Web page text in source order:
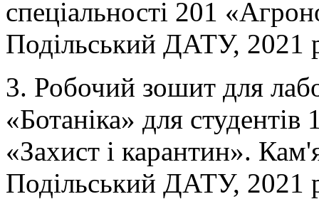
спеціальності 201
Подільський ДАТУ, 2021
3. Робочий зошит для
«Ботаніка» для студентів
«Захист і карантин».
Подільський ДАТУ, 2021